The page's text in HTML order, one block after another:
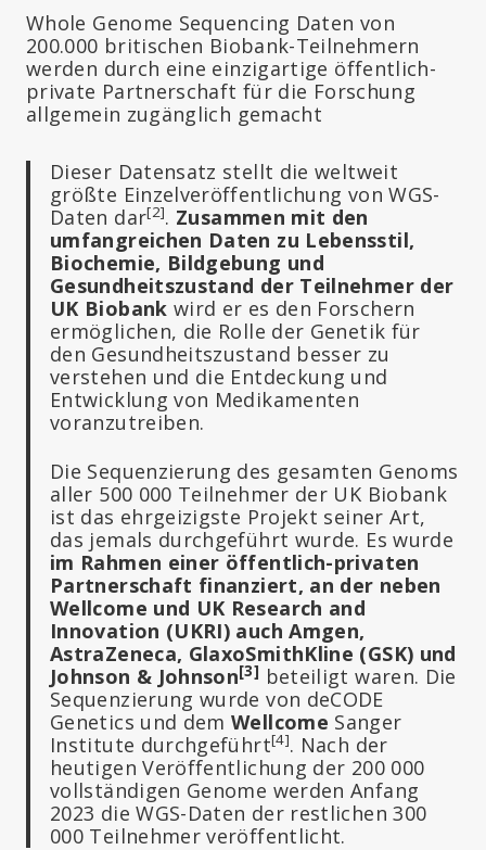
Whole Genome Sequencing Daten von
200.000 britischen Biobank-Teilnehmern
werden durch eine einzigartige öffentlich-
private Partnerschaft für die Forschung
allgemein zugänglich gemacht
Dieser Datensatz stellt die weltweit
größte Einzelveröffentlichung von WGS-
Daten dar[2]. Zusammen mit den
umfangreichen Daten zu Lebensstil,
Biochemie, Bildgebung und
Gesundheitszustand der Teilnehmer der
UK Biobank wird er es den Forschern
ermöglichen, die Rolle der Genetik für
den Gesundheitszustand besser zu
verstehen und die Entdeckung und
Entwicklung von Medikamenten
voranzutreiben.
Die Sequenzierung des gesamten Genoms
aller 500 000 Teilnehmer der UK Biobank
ist das ehrgeizigste Projekt seiner Art,
das jemals durchgeführt wurde. Es wurde
im Rahmen einer öffentlich-privaten
Partnerschaft finanziert, an der neben
Wellcome und UK Research and
Innovation (UKRI) auch Amgen,
AstraZeneca, GlaxoSmithKline (GSK) und
Johnson & Johnson[3] beteiligt waren. Die
Sequenzierung wurde von deCODE
Genetics und demWellcome Sanger
Institute durchgeführt[4]. Nach der
heutigen Veröffentlichung der 200 000
vollständigen Genome werden Anfang
2023 die WGS-Daten der restlichen 300
000 Teilnehmer veröffentlicht.